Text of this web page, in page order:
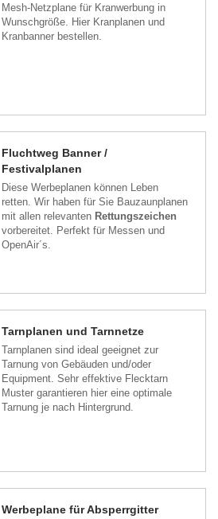
Mesh-Netzplane für Kranwerbung in
Wunschgröße. Hier Kranplanen und
Kranbanner bestellen.
Fluchtweg Banner /
Festivalplanen
Diese Werbeplanen können Leben
retten. Wir haben für Sie Bauzaunplanen
mit allen relevanten Rettungszeichen
vorbereitet. Perfekt für Messen und
OpenAir´s.
Tarnplanen und Tarnnetze
Tarnplanen sind ideal geeignet zur
Tarnung von Gebäuden und/oder
Equipment. Sehr effektive Flecktarn
Muster garantieren hier eine optimale
Tarnung je nach Hintergrund.
Werbeplane für Absperrgitter